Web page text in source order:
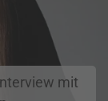
mit